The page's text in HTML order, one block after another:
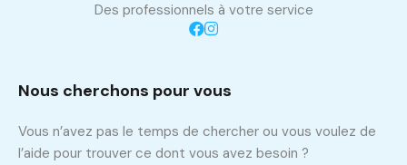
Des professionnels à votre service
Nous cherchons pour vous
Vous n’avez pas le temps de chercher ou vous voulez de
l’aide pour trouver ce dont vous avez besoin ?